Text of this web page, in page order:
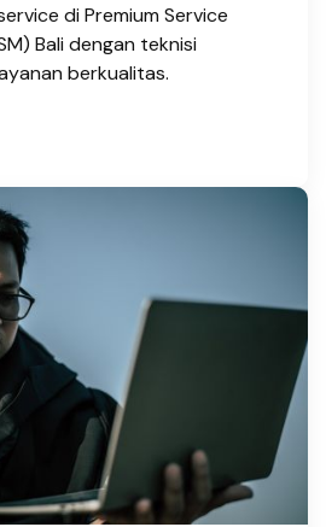
di Premium Service
Bali dengan teknisi
berkualitas.